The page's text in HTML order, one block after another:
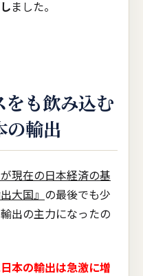
ました。
も飲み込む
の輸出
現在の日本経済の基
大国』 の最後でも少
出の主力になったの
本の輸出は急激に増